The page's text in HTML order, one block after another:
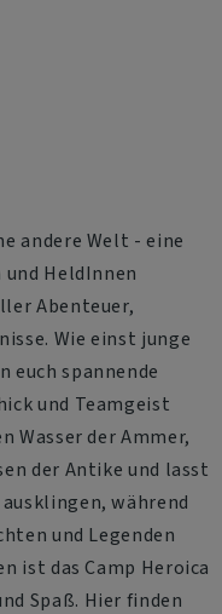
andere Welt - eine
HeldInnen
Abenteuer,
Wie einst junge
euch spannende
und Teamgeist
Wasser der Ammer,
der Antike und lasst
während
und Legenden
ist das Camp Heroica
Spaß. Hier finden